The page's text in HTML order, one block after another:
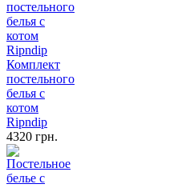
Комплект
постельного
белья с
котом
Ripndip
4320 грн.